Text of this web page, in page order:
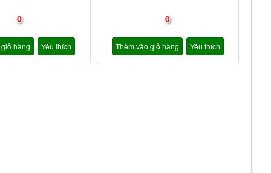
0
hàng Yêu thích
0
Thêm vào giỏ hàng Yêu thích